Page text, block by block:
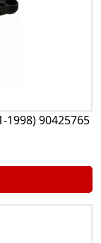
1998) 90425765